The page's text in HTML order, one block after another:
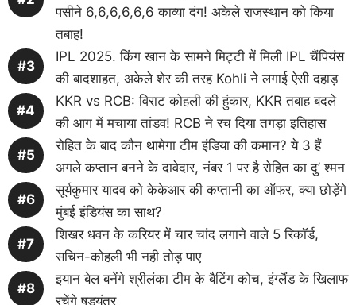
पसीने 6,6,6,6,6,6 काव्या दंग! अकेले राजस्थान को किया
तबाह!
IPL 2025. किंग खान के सामने मिट्टी में मिली IPL चैंपियंस
की बादशाहत, अकेले शेर की तरह Kohli ने लगाई ऐसी दहाड़
KKR vs RCB: विराट कोहली की हुंकार, KKR तबाह बदले
की आग में मचाया तांडव! RCB ने रच दिया तगड़ा इतिहास
रोहित के बाद कौन थामेगा टीम इंडिया की कमान? ये 3 हैं
अगले कप्तान बनने के दावेदार, नंबर 1 पर है रोहित का दु’ श्मन
सूर्यकुमार यादव को केकेआर की कप्तानी का ऑफर, क्या छोड़ेंगे
मुंबई इंडियंस का साथ?
शिखर धवन के करियर में चार चांद लगाने वाले 5 रिकॉर्ड,
सचिन-कोहली भी नही तोड़ पाए
इयान बेल बनेंगे श्रीलंका टीम के बैटिंग कोच, इंग्लैंड के खिलाफ
रचेंगे षड्यंत्र